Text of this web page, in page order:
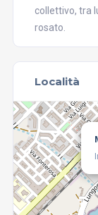
collettivo, tra
rosato.
Località